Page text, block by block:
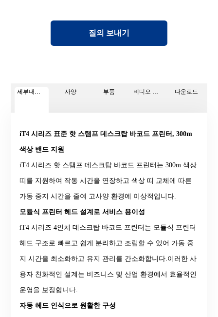
질의 보내기
세부내용 페이지 사양 부품 비디오 가이드 다운로드
iT4 시리즈 표준 핫 스탬프 데스크탑 바코드 프린터, 300m
색상 밴드 지원
iT4 시리즈 핫 스탬프 데스크탑 바코드 프린터는 300m 색상
띠를 지원하여 작동 시간을 연장하고 색상 띠 교체에 따른
가동 중지 시간을 줄여 고사양 환경에 이상적입니다.
모듈식 프린터 헤드 설계로 서비스 용이성
iT4 시리즈 4인치 데스크탑 바코드 프린터는 모듈식 프린터
헤드 구조로 빠르고 쉽게 분리하고 조립할 수 있어 가동 중
지 시간을 최소화하고 유지 관리를 간소화합니다.이러한 사
용자 친화적인 설계는 비즈니스 및 산업 환경에서 효율적인
운영을 보장합니다.
자동 헤드 인식으로 원활한 구성